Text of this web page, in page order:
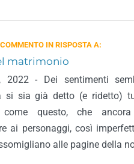
IN RISPOSTA A:
matrimonio
2022 - Dei sentimenti
si sia già detto (e ridetto)
come questo, che
ai personaggi, così
alle pagine della